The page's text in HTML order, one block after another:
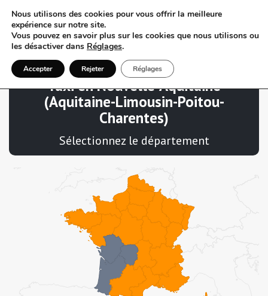
Taxi en Nouvelle-Aquitaine
(Aquitaine-Limousin-Poitou-
Charentes)
Sélectionnez le département
Nous utilisons des cookies pour vous offrir la meilleure
expérience sur notre site.
Vous pouvez en savoir plus sur les cookies que nous utilisons ou
les désactiver dans Réglages.
Accepter Rejeter Réglages